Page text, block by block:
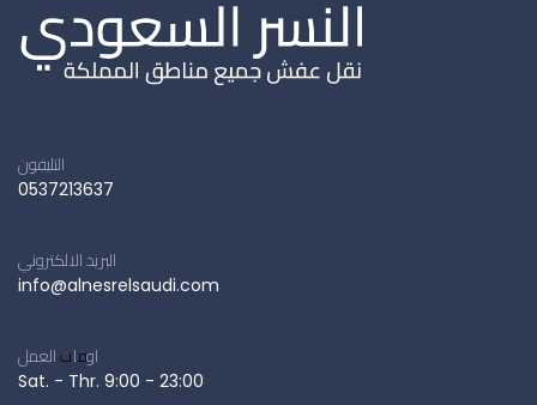
التليفون
0537213637
البريد الالكتروني
info@alnesrelsaudi.com
اوقات العمل
Sat. - Thr. 9:00 - 23:00